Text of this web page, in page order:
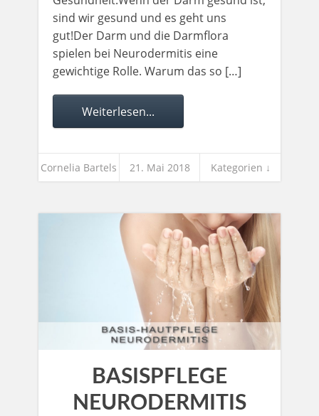
sind wir gesund und es geht uns
gut!Der Darm und die Darmflora
spielen bei Neurodermitis eine
gewichtige Rolle. Warum das so […]
Weiterlesen...
Cornelia Bartels 21. Mai 2018 Kategorien ↓
BASISPFLEGE
NEURODERMITIS